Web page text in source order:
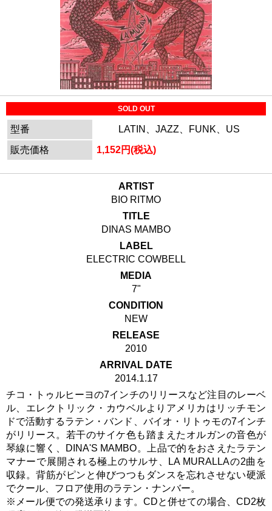
SOLD OUT
型番
LATIN、JAZZ、FUNK、US
販売価格
1,152円(税込)
ARTIST
BIO RITMO
TITLE
DINAS MAMBO
LABEL
ELECTRIC COWBELL
MEDIA
7"
CONDITION
NEW
RELEASE
2010
ARRIVAL DATE
2014.1.17
チコ・トゥルヒーヨの7インチのリリースなど注目のレーベ
ル、エレクトリック・カウベルよりアメリカはリッチモン
ドで活動するラテン・バンド、バイオ・リトゥモの7インチ
がリリース。若干のサイケ色も踏まえたオルガンの音色が
琴線に響く、DINA'S MAMBO。上品で的をおさえたラテン
マナーで展開される極上のサルサ、LA MURALLAの2曲を
収録。背筋がピンと伸びつつもダンスを忘れさせない硬派
でクール、フロア使用のラテン・ナンバー。
※メール便での発送承ります。CDと併せての場合、CD2枚